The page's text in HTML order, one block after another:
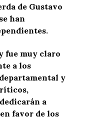
de Gustavo
han
fue muy claro
a los
y
a
favor de los